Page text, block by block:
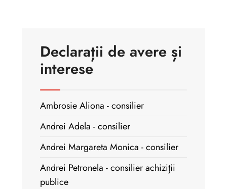
Declarații de avere și
interese
Ambrosie Aliona - consilier
Andrei Adela - consilier
Andrei Margareta Monica - consilier
Andrei Petronela - consilier achiziții
publice